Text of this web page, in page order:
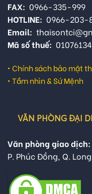
FAX: 0966-335-999
HOTLINE: 0966-203-
Email:
Mã số thuế:
• Chính sách bảo mật
• Tầm nhìn & Sứ Mệnh
VĂN PHÒNG ĐẠI
Văn phòng giao dịch:
P. Phúc Đồng, Q.